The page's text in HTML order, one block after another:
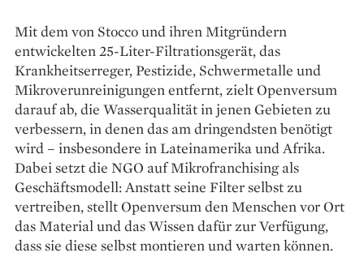
Mit dem von Stocco und ihren Mitgründern
entwickelten 25-Liter-Filtrationsgerät, das
Krankheitserreger, Pestizide, Schwermetalle und
Mikroverunreinigungen entfernt, zielt Openversum
darauf ab, die Wasserqualität in jenen Gebieten zu
verbessern, in denen das am dringendsten benötigt
wird – insbesondere in Lateinamerika und Afrika.
Dabei setzt die NGO auf Mikrofranchising als
Geschäftsmodell: An­statt seine Filter selbst zu
vertreiben, stellt Openversum den Menschen vor Ort
das Mate­rial und das Wissen dafür zur Verfügung,
dass sie diese selbst montieren und warten können.